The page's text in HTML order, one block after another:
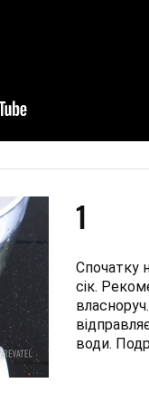
1
Спочатку
сік.
води.